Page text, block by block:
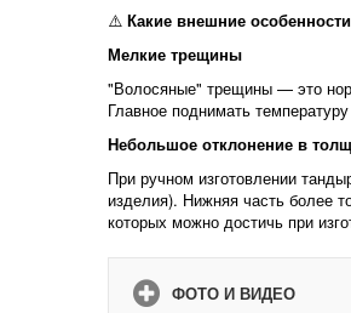
⚠️ Какие внешние
Мелкие трещины
"Волосяные" трещины — это
Главное поднимать
Небольшое отклонение в
При ручном изготовлении
изделия). Нижняя часть более
которых можно достичь при
ФОТО И ВИДЕО